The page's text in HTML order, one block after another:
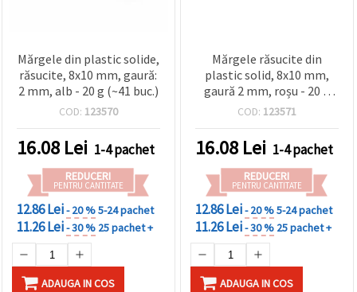
Mărgele din plastic solide,
răsucite, 8x10 mm, gaură:
2 mm, alb - 20 g (~41 buc.)
COD: 123570
16.08 Lei 1-4 pachet
REDUCERI
PENTRU CANTITATE
12.86 Lei- 20 %5-24 pachet
11.26 Lei- 30 % 25 pachet +
ADAUGA IN COS
Mărgele răsucite din
plastic solid, 8x10 mm,
gaură 2 mm, roșu - 20 g
(~41 buc.)
COD: 123571
16.08 Lei 1-4 pachet
REDUCERI
PENTRU CANTITATE
12.86 Lei- 20 %5-24 pachet
11.26 Lei- 30 % 25 pachet +
ADAUGA IN COS